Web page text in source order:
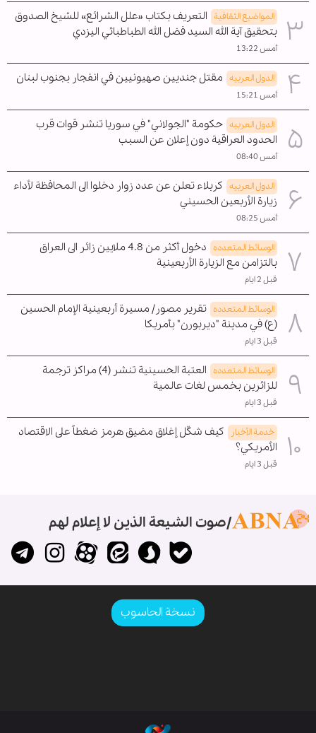
المواضیع الثقافية التعريف بكتاب «علل الشرائع» للشيخ الصدوق
بتحقيق آية الله السيد فضل الله الطباطبائي اليزدي
أمس 13:22
الدول العربیه مقتل جنديين صهيونيين في انفجار بجنوب لبنان
أمس 15:21
الدول العربیه حكومة "الجولاني" في سوريا تنشر قوات قرب
الحدود العراقية دون إعلان عن السبب
أمس 08:40
الدول العربیه كربلاء تعلن عن عدد زوار دخلوا الى المحافظة لأداء
زيارة الأربعين الحسيني
أمس 08:25
الوسائط المتعدده
دخول أكثر من 4.8 ملايين زائر الى العراق
بالتزامن مع الزيارة الأربعينية
قبل 2 ايام
الوسائط المتعدده تقرير مصور/ مسيرة أربعينية الإمام الحسين
(ع) في مدينة "ديربورن" بأمريكا
قبل 3 ايام
الوسائط المتعدده
العتبة الحسينية تنشر (4) مراكز ترجمة
للزائرين بخمس لغات عالمية
قبل 3 ايام
خدمة الأخبار
كيف شكّل إغلاق مضيق هرمز ضغطاً على الاقتصاد
الأمريكي؟
قبل 3 ايام
صوت الشيعة الذين لا إعلام لهم
نسخة الحاسوب